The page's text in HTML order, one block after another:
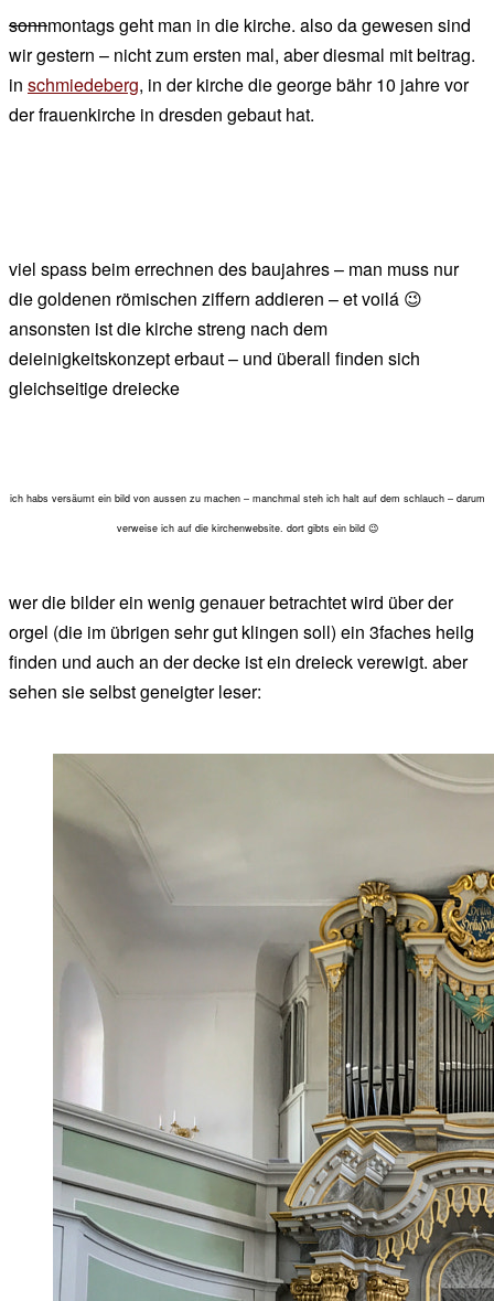
chef
sonnmontags geht man in die kirche. also da gewesen sind
wir gestern – nicht zum ersten mal, aber diesmal mit beitrag.
in schmiedeberg, in der kirche die george bähr 10 jahre vor
der frauenkirche in dresden gebaut hat.
viel spass beim errechnen des baujahres – man muss nur
die goldenen römischen ziffern addieren – et voilá 😉
ansonsten ist die kirche streng nach dem
deieinigkeitskonzept erbaut – und überall finden sich
gleichseitige dreiecke
ich habs versäumt ein bild von aussen zu machen – manchmal steh ich halt auf dem schlauch – darum
verweise ich auf die kirchenwebsite. dort gibts ein bild 😉
wer die bilder ein wenig genauer betrachtet wird über der
orgel (die im übrigen sehr gut klingen soll) ein 3faches heilg
finden und auch an der decke ist ein dreieck verewigt. aber
sehen sie selbst geneigter leser: